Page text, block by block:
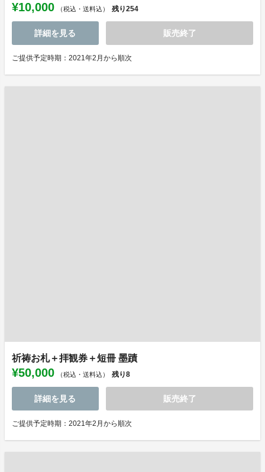
¥10,000 （税込・送料込） 残り254
詳細を見る 販売終了
ご提供予定時期：2021年2月から順次
祈祷お札＋拝観券＋短冊 墨蹟
¥50,000 （税込・送料込） 残り8
詳細を見る 販売終了
ご提供予定時期：2021年2月から順次